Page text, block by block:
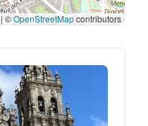
| ©OpenStreetMapcontributors